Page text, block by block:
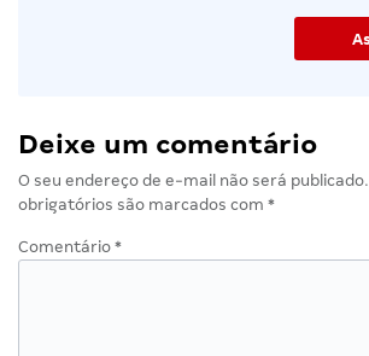
Deixe um comentário
O seu endereço de e-mail não será publicado.
obrigatórios são marcados com *
Comentário *